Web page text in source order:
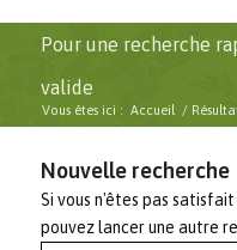
Pour une recherche
valide
Vous êtes ici : Accueil /
Nouvelle recherche
Si vous n'êtes pas
pouvez lancer une autre